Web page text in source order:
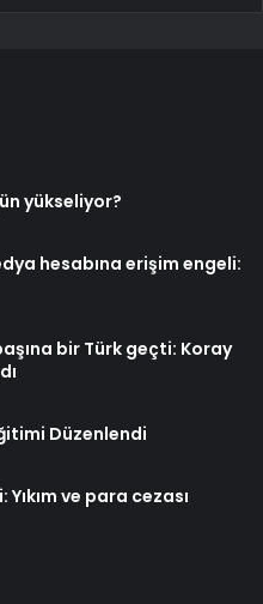
yükseliyor?
hesabına erişim engeli:
bir Türk geçti: Koray
Düzenlendi
ve para cezası